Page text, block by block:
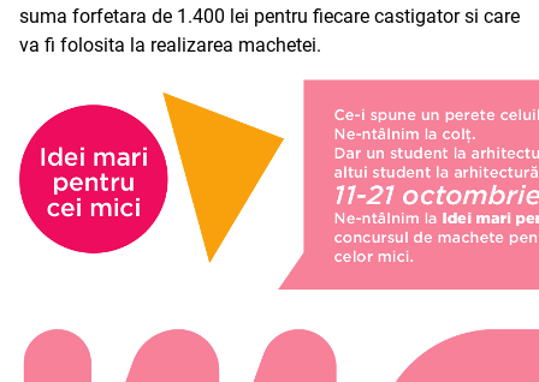
suma forfetara de 1.400 lei pentru fiecare castigator si care
va fi folosita la realizarea machetei.